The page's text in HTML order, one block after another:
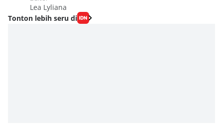
Lea Lyliana
Tonton lebih seru di